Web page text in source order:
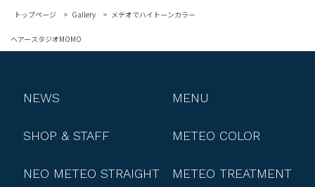
トップページ Gallery メテオでハイトーンカラー
ヘアースタジオMOMO
NEWS MENU
SHOP & STAFF METEO COLOR
NEO METEO STRAIGHT METEO TREATMENT